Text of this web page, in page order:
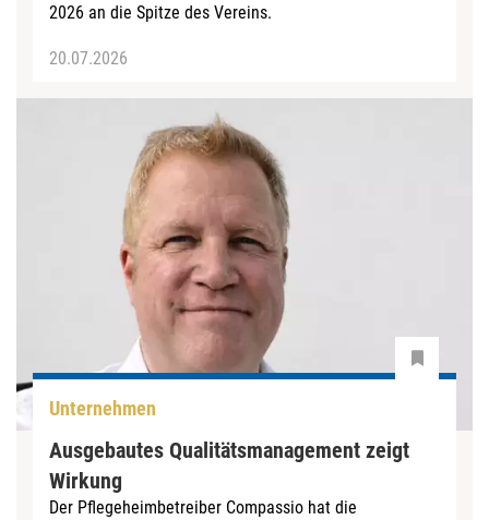
2026 an die Spitze des Vereins.
20.07.2026
Unternehmen
Ausgebautes Qualitätsmanagement zeigt
Wirkung
Der Pflegeheimbetreiber Compassio hat die